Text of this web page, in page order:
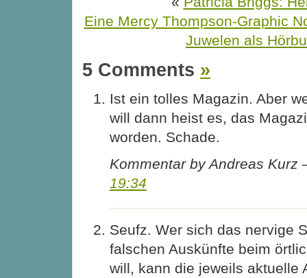
Eine Mercy Thompson-Graphic
Juwelen als
5 Comments »
Ist ein tolles Magazin. Aber
will dann heist es, das
worden. Schade.
Kommentar by Andreas
19:34
Seufz. Wer sich das nervige
falschen Auskünfte beim
will, kann die jeweils aktuelle